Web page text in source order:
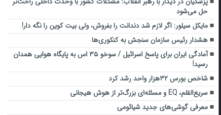
حل می‌شود
مایکل سیلور: اگر لازم شد دندانت را بفروش، ولی بیت کوین را نگه دار!
هشدار رئیس سازمان سنجش به کنکوری‌ها
آمادگی ایران برای پاسخ اسرائیل / سوخو ۳۵ اس به پایگاه هوایی همدان
رسید!
شاخص بورس ۳۲هزار واحد رشد کرد
سریع‌القلم، EQ و مسئله‌ای بزرگ‌تر از هوش هیجانی
معرفی گوشی‌های جدید شیائومی